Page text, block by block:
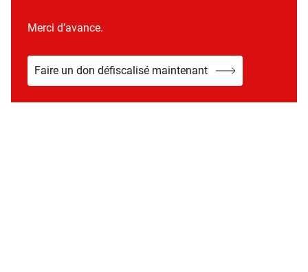
Merci d’avance.
Faire un don défiscalisé maintenant